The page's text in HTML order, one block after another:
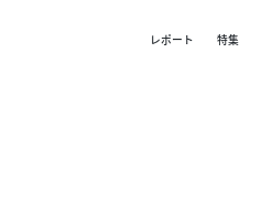
レポート 特集